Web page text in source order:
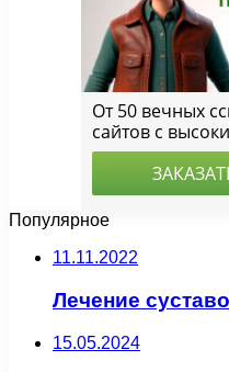
Популярное
11.11.2022
Лечение
15.05.2024